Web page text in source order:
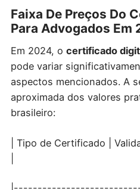
Faixa De Preços Do
Para Advogados Em
Em 2024, o certificado
pode variar
aspectos mencionados. A
aproximada dos valores
brasileiro:
| Tipo de Certificado |